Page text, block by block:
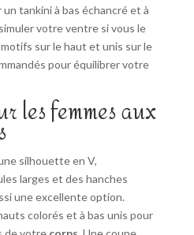
tankini à bas échancré et à
votre ventre si vous le
sur le haut et unis sur le
pour équilibrer votre
les femmes aux
silhouette en V,
larges et des hanches
une excellente option.
colorés et à bas unis pour